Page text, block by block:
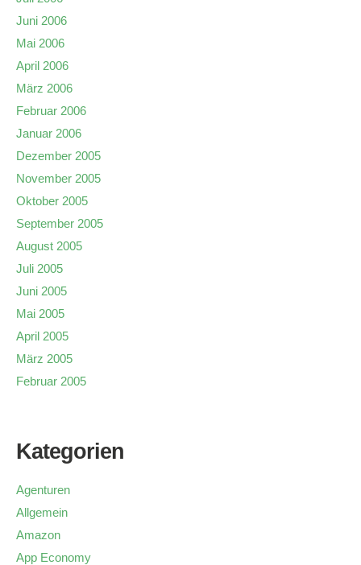
Juni 2006
Mai 2006
April 2006
März 2006
Februar 2006
Januar 2006
Dezember 2005
November 2005
Oktober 2005
September 2005
August 2005
Juli 2005
Juni 2005
Mai 2005
April 2005
März 2005
Februar 2005
Kategorien
Agenturen
Allgemein
Amazon
App Economy